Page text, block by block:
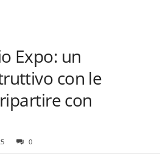
Expo: un
con le
con
0